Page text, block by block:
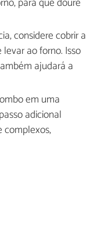
considere cobrir a
ao forno. Isso
ajudará a
em uma
adicional
complexos,